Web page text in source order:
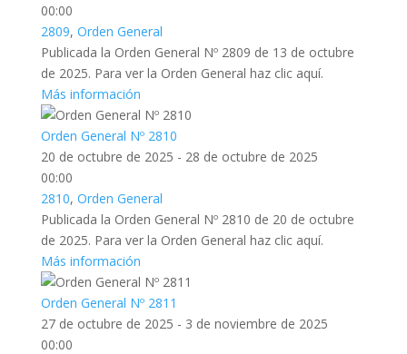
00:00
2809, Orden General
Publicada la Orden General Nº 2809 de 13 de octubre
de 2025. Para ver la Orden General haz clic aquí.
Más información
Orden General Nº 2810
20 de octubre de 2025 - 28 de octubre de 2025
00:00
2810, Orden General
Publicada la Orden General Nº 2810 de 20 de octubre
de 2025. Para ver la Orden General haz clic aquí.
Más información
Orden General Nº 2811
27 de octubre de 2025 - 3 de noviembre de 2025
00:00